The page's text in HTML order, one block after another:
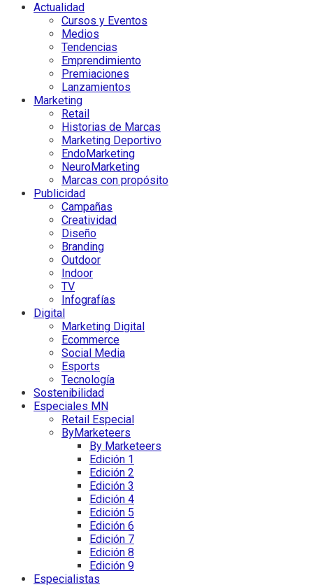
Actualidad
Cursos y Eventos
Medios
Tendencias
Emprendimiento
Premiaciones
Lanzamientos
Marketing
Retail
Historias de Marcas
Marketing Deportivo
EndoMarketing
NeuroMarketing
Marcas con propósito
Publicidad
Campañas
Creatividad
Diseño
Branding
Outdoor
Indoor
TV
Infografías
Digital
Marketing Digital
Ecommerce
Social Media
Esports
Tecnología
Sostenibilidad
Especiales MN
Retail Especial
ByMarketeers
By Marketeers
Edición 1
Edición 2
Edición 3
Edición 4
Edición 5
Edición 6
Edición 7
Edición 8
Edición 9
Especialistas